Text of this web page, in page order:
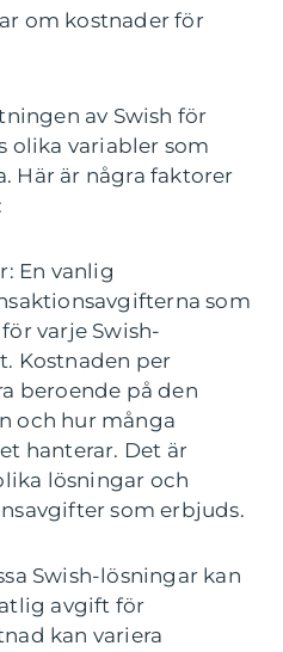
om kostnader för
av Swish för
olika variabler som
Här är några faktorer
En vanlig
som
varje Swish-
Kostnaden per
beroende på den
och hur många
hanterar. Det är
lösningar och
som erbjuds.
Swish-lösningar kan
avgift för
kan variera